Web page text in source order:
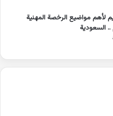
لأهم مواضيع الرخصة المهنية
.. السعودية